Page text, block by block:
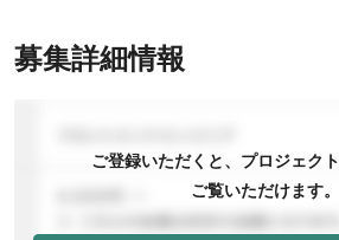
募集詳細情報
ご登録いただくと、プロジェク
ご覧いただけます。